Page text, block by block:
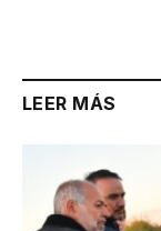
LEER MÁS